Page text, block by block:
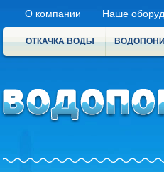
О компании Наше
ОТКАЧКА ВОДЫ